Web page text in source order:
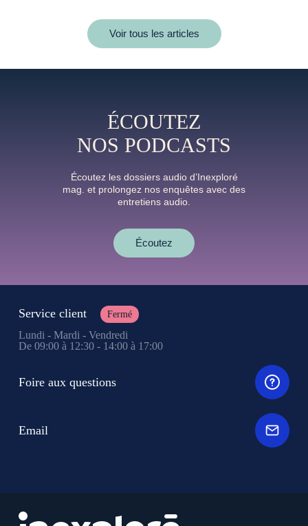
Voir tous les articles
ÉCOUTEZ
NOS PODCASTS
Écoutez les dossiers audio d’Inexploré
mag. et prolongez nos enquêtes avec des
entretiens audio.
Écoutez
Service client Fermé
Lundi - Mardi - Vendredi
De 09:00 à 12:30 - 14:00 à 17:00
Foire aux questions
Email